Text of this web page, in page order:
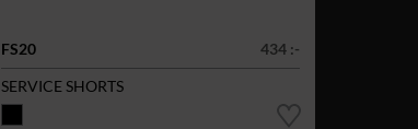
FS20
434 :-
SERVICE SHORTS